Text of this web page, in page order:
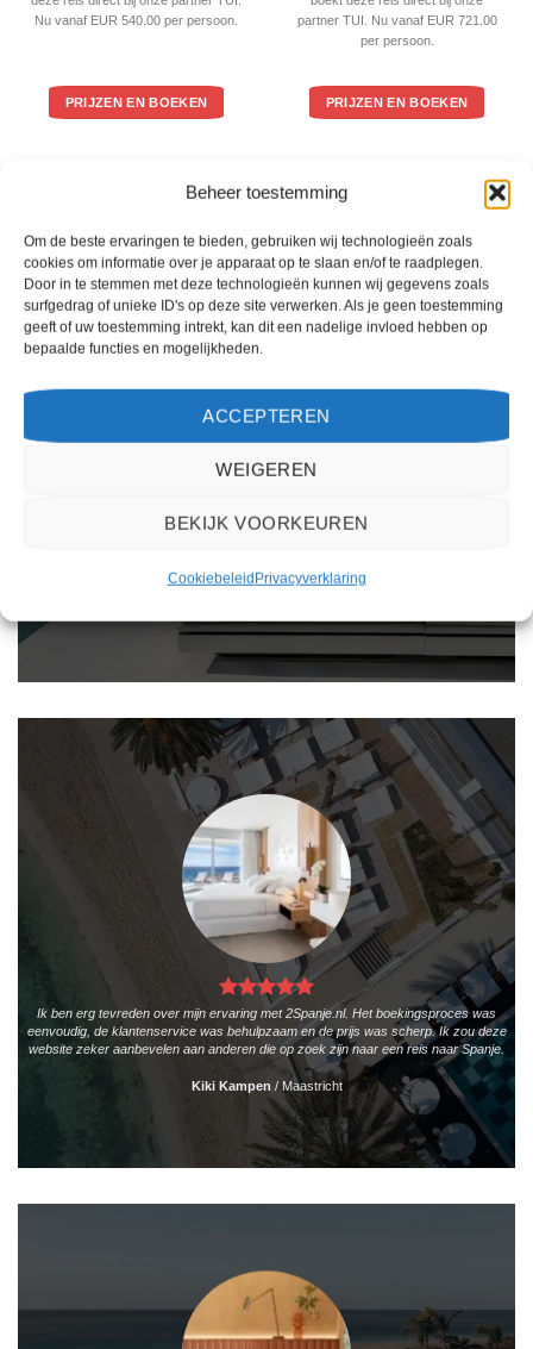
Beheer toestemming
Om de beste ervaringen te bieden, gebruiken wij technologieën zoals
cookies om informatie over je apparaat op te slaan en/of te raadplegen.
Door in te stemmen met deze technologieën kunnen wij gegevens zoals
surfgedrag of unieke ID's op deze site verwerken. Als je geen toestemming
geeft of uw toestemming intrekt, kan dit een nadelige invloed hebben op
bepaalde functies en mogelijkheden.
ACCEPTEREN
WEIGEREN
BEKIJK VOORKEUREN
CookiebeleidPrivacyverklaring
Nu vanaf EUR 540.00 per persoon.
PRIJZEN EN BOEKEN
partner TUI. Nu vanaf EUR 721.00
per persoon.
PRIJZEN EN BOEKEN
WAT ZE OVER ONS ZEGGEN
Het boeken van een reis via 2Spanje.nl was eenvoudig en duidelijk. De website is
informatie, zoals de prijs, sterren en de locatie.
Ik ben erg tevreden over mijn ervaring met 2Spanje.nl. Het boekingsproces was
eenvoudig, de klantenservice was behulpzaam en de prijs was scherp. Ik zou deze
website zeker aanbevelen aan anderen die op zoek zijn naar een reis naar Spanje.
Kiki Kampen /Maastricht